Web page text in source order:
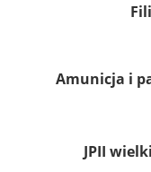
Amunicja i
JPII